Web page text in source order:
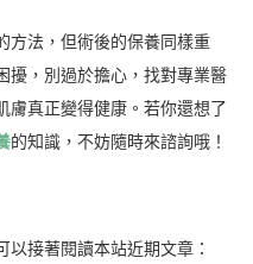
方法，但術後的保養同樣重
擾，別過於擔心，找對專業醫
膚真正變得健康。若你還想了
的知識，不妨隨時來諮詢哦！
接著閱讀本站近期文章：